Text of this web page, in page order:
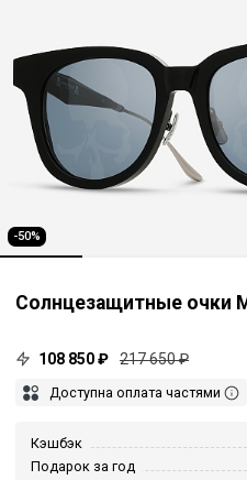
-50%
Солнцезащитные очки
108 850 ₽ 217 650 ₽
Доступна оплата частями
Кэшбэк
Подарок за год